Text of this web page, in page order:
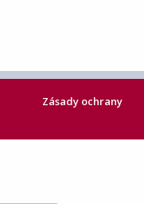
Zásady ochrany